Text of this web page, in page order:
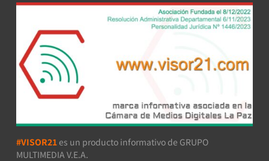
#VISOR21 es un producto informativo de GRUPO
MULTIMEDIA V.E.A.